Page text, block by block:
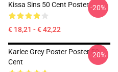
Kissa Sins 50 Cent Poster
€ 18,21 - € 42,22
-20%
Karlee Grey Poster Poster 50
Cent
-20%